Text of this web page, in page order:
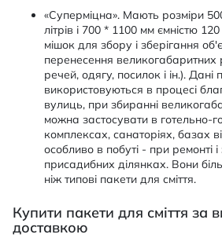
«Суперміцна». Мають розміри
літрів і 700 * 1100 мм ємністю
мішок для збору і зберігання
перенесення великогабаритних
речей, одягу, посилок і ін.).
використовуються в процесі
вулиць, при збиранні
можна застосувати в готельно-
комплексах, санаторіях, базах
особливо в побуті - при ремонті
присадибних ділянках. Вони
ніж типові пакети для сміття.
Купити пакети для сміття за
доставкою